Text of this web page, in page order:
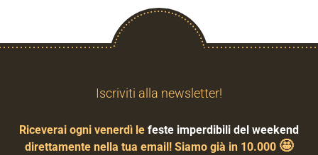
Iscriviti alla newsletter!
Riceverai ogni venerdì le feste imperdibili del weekend
direttamente nella tua email! Siamo già in 10.000 🤩